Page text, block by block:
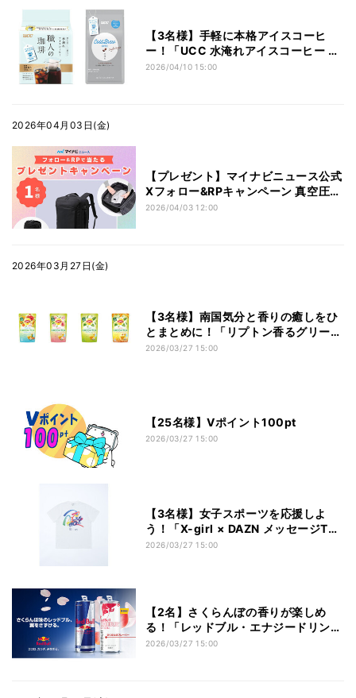
【3名様】手軽に本格アイスコーヒ
ー！「UCC 水淹れアイスコーヒー 飲
み比べセット」をプレゼント
2026/04/10 15:00
2026年04月03日(金)
【プレゼント】マイナビニュース公式
Xフォロー&RPキャンペーン 真空圧縮
＋拡張トラベルバックパック【1名
2026/04/03 12:00
2026年03月27日(金)
【3名様】南国気分と香りの癒しをひ
とまとめに！「リプトン香るグリーン
ティー 」ティーバッグ4種セットをに
2026/03/27 15:00
【25名様】Vポイント100pt
2026/03/27 15:00
【3名様】女子スポーツを応援しよ
う！「X-girl × DAZN メッセージTシ
ャツ」をプレゼント
2026/03/27 15:00
【2名】さくらんぼの香りが楽しめ
る！「レッドブル・エナジードリンク
チェリーエディション」1箱24本をプ
2026/03/27 15:00